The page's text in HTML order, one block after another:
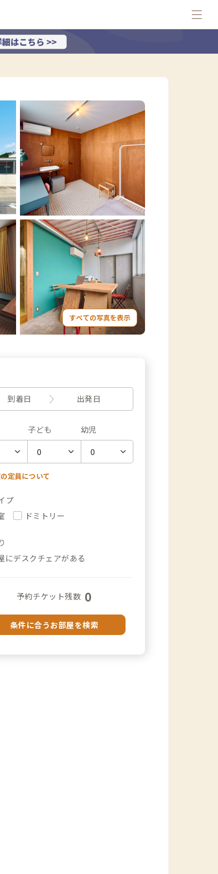
すべての写真を表示
到着日 出発日
子ども 幼児
定員について
プ
ドミトリー
にデスクチェアがある
予約チケット残数 0
条件に合うお部屋を検索